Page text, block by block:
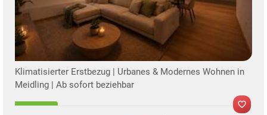
Klimatisierter Erstbezug | Urbanes & Modernes Wohnen in
Meidling | Ab sofort beziehbar